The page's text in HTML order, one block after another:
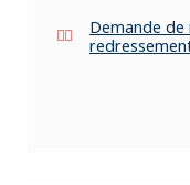
Demande